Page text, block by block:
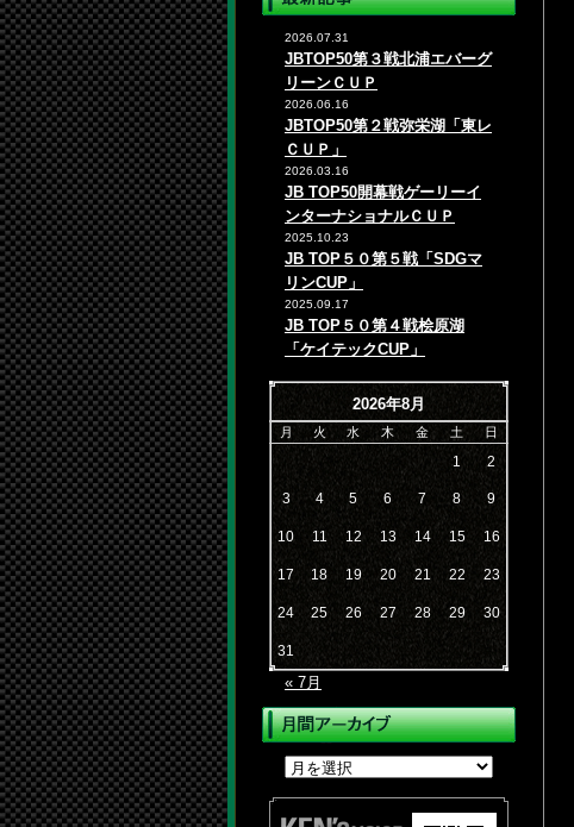
2026.07.31
JBTOP50第３戦北浦エバーグ
リーンＣＵＰ
2026.06.16
JBTOP50第２戦弥栄湖「東レ
ＣＵＰ」
2026.03.16
JB TOP50開幕戦ゲーリーイ
ンターナショナルＣＵＰ
2025.10.23
JB TOP５０第５戦「SDGマ
リンCUP」
2025.09.17
JB TOP５０第４戦桧原湖
「ケイテックCUP」
2026年8月
月 火 水 木 金 土 日
1 2
3 4 5 6 7 8 9
10 11 12 13 14 15 16
17 18 19 20 21 22 23
24 25 26 27 28 29 30
31
« 7月